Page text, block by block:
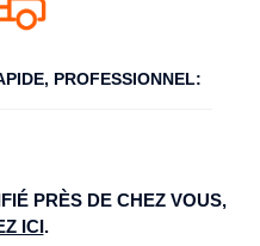
PROFESSIONNEL:​
PRÈS DE CHEZ VOUS,
ICI.